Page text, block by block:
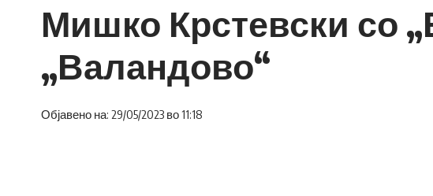
Мишко Крстевски со
„Валандово“
Објавено на: 29/05/2023 во 11:18